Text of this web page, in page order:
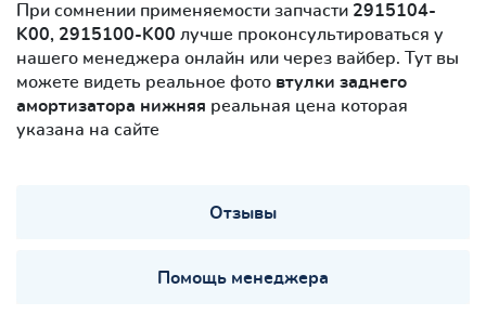
При сомнении применяемости запчасти 2915104-
K00, 2915100-K00 лучше проконсультироваться у
нашего менеджера онлайн или через вайбер. Тут вы
можете видеть реальное фото втулки заднего
амортизатора нижняя реальная цена которая
указана на сайте
Отзывы
Помощь менеджера